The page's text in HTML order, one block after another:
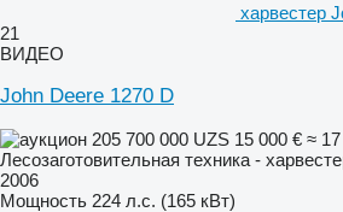
харвестер
21
ВИДЕО
John Deere 1270 D
205 700 000 UZS 15 000 € ≈
Лесозаготовительная техника -
2006
Мощность 224 л.с. (165 кВт)